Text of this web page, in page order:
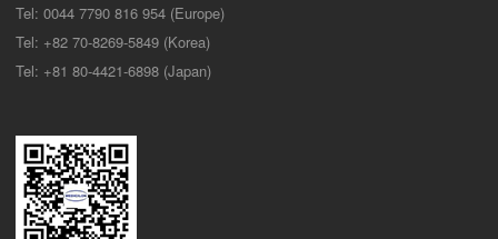
Tel: 0044 7790 816 954 (Europe)
Tel: +82 70-8269-5849 (Korea)
Tel: +81 80-4421-6898 (Japan)